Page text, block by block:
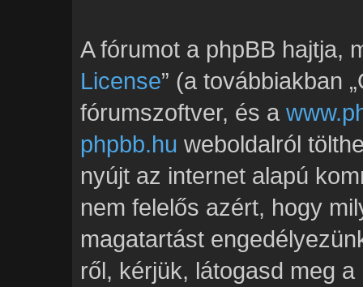
A fórumot a phpBB hajtja,
License” (a továbbiakban
fórumszoftver, és a
phpbb.hu weboldalról
nyújt az internet alapú
nem felelős azért, hogy
magatartást
ről, kérjük, látogasd meg a